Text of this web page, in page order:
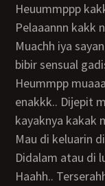
Heuummppp
Pelaaannn
Muachh iya sayang diciumnya kembali penuh sayang
bibir sensual
Heummpp muaaahh… Enakkk sayang.. Kakakkk juga
enakkk.. Dijepit
kayaknya kakak
Mau di keluarin
Didalam atau di
Haahh..